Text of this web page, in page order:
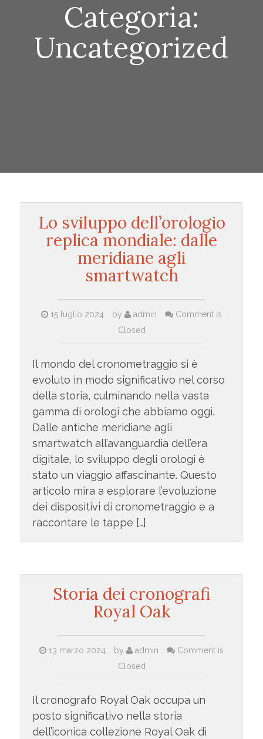
Categoria:
Uncategorized
Lo sviluppo dell’orologio
replica mondiale: dalle
meridiane agli
smartwatch
15 luglio 2024 by admin
Comment is
Closed
Il mondo del cronometraggio si è
evoluto in modo significativo nel corso
della storia, culminando nella vasta
gamma di orologi che abbiamo oggi.
Dalle antiche meridiane agli
smartwatch all’avanguardia dell’era
digitale, lo sviluppo degli orologi è
stato un viaggio affascinante. Questo
articolo mira a esplorare l’evoluzione
dei dispositivi di cronometraggio e a
raccontare le tappe […]
Storia dei cronografi
Royal Oak
13 marzo 2024 by admin
Comment is
Closed
Il cronografo Royal Oak occupa un
posto significativo nella storia
dell’iconica collezione Royal Oak di